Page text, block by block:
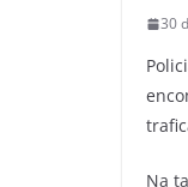
30
Na